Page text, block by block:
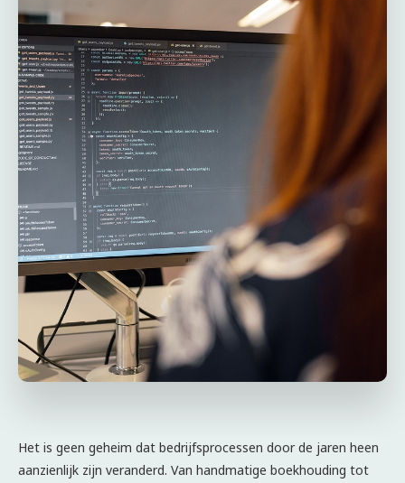
Het is geen geheim dat bedrijfsprocessen door de jaren heen
aanzienlijk zijn veranderd. Van handmatige boekhouding tot